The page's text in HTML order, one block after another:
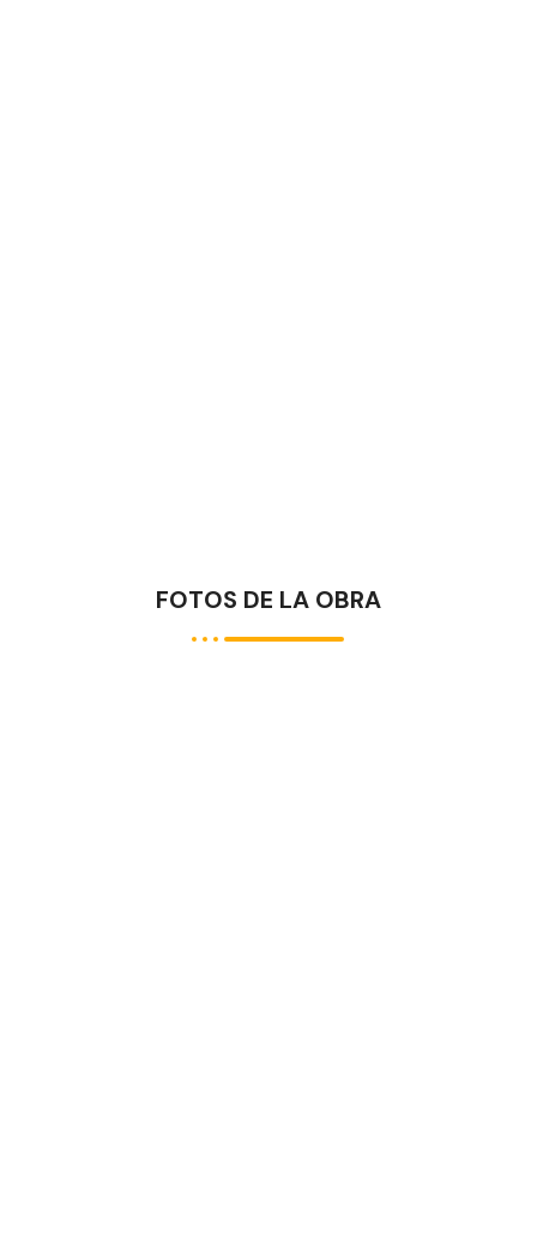
FOTOS DE LA OBRA